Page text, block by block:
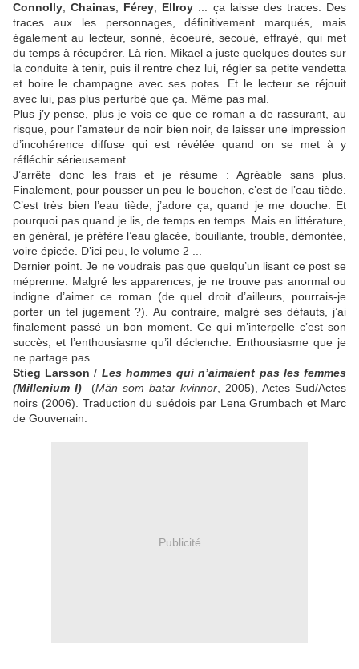
Connolly ,Chainas Férey Ellroy ... ça laisse des traces. Des
traces aux les personnages, définitivement marqués, mais
également au lecteur, sonné, écoeuré, secoué, effrayé, qui met
du temps à récupérer. Là rien. Mikael a juste quelques doutes sur
la conduite à tenir, puis il rentre chez lui, régler sa petite vendetta
et boire le champagne avec ses potes. Et le lecteur se réjouit
avec lui, pas plus perturbé que ça. Même pas mal.
Plus j’y pense, plus je vois ce que ce roman a de rassurant, au
risque, pour l’amateur de noir bien noir, de laisser une impression
d’incohérence diffuse qui est révélée quand on se met à y
réfléchir sérieusement.
J’arrête donc les frais et je résume : Agréable sans plus.
Finalement, pour pousser un peu le bouchon, c’est de l’eau tiède.
C’est très bien l’eau tiède, j’adore ça, quand je me douche. Et
pourquoi pas quand je lis, de temps en temps. Mais en littérature,
en général, je préfère l’eau glacée, bouillante, trouble, démontée,
voire épicée. D’ici peu, le volume 2 ...
Dernier point. Je ne voudrais pas que quelqu’un lisant ce post se
méprenne. Malgré les apparences, je ne trouve pas anormal ou
indigne d’aimer ce roman (de quel droit d’ailleurs, pourrais-je
porter un tel jugement ?). Au contraire, malgré ses défauts, j’ai
finalement passé un bon moment. Ce qui m’interpelle c’est son
succès, et l’enthousiasme qu’il déclenche. Enthousiasme que je
ne partage pas.
Stieg Larsson / Les hommes qui n’aimaient pas les femmes
(Millenium I)
(Män som batar kvinnor , 2005), Actes Sud/Actes
noirs (2006). Traduction du suédois par Lena Grumbach et Marc
de Gouvenain.
Publicité